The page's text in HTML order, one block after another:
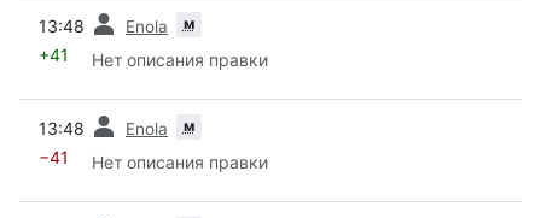
13:48 Enola м
+41 Нет описания правки
13:48 Enola м
−41 Нет описания правки